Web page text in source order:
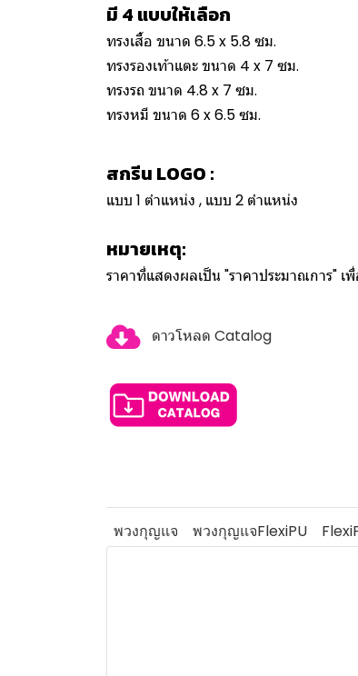
มี 4 แบบให้เลือก
ทรงเสื้อ ขนาด 6.5 x 5.8 ซม.
ทรงรองเท้าแตะ ขนาด 4 x 7 ซม.
ทรงรถ ขนาด 4.8 x 7 ซม.
ทรงหมี ขนาด 6 x 6.5 ซม.
สกรีน LOGO :
แบบ 1 ตำแหน่ง , แบบ 2 ตำแหน่ง
หมายเหตุ:
ราคาที่แสดงผลเป็น "ราคาประมาณการ"
ดาวโหลด Catalog
พวงกุญแจ พวงกุญแจFlexiPU